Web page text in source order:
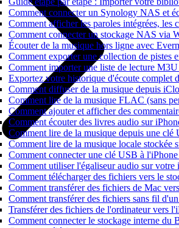
Comment connecter un Synology NAS et
Comment afficher les paroles intégrées,
Comment connecter un stockage NAS via
Écouter de la musique hors ligne avec
Comment exporter une collection de
Comment importer une liste de lecture
Exportez votre historique d'écoute complet
Comment diffuser de la musique depuis
Comment lire de la musique FLAC (sans
Comment ajouter et afficher des
Comment écouter des livres audio sur
Comment lire de la musique depuis une
Comment lire de la musique locale stockée
Comment connecter une clé USB à
Comment utiliser l'égaliseur audio sur
Comment télécharger des fichiers vers le
Comment transférer des fichiers de Mac
Comment transférer des fichiers sans fil
Transférer des fichiers de l'ordinateur vers
Comment connecter le stockage interne